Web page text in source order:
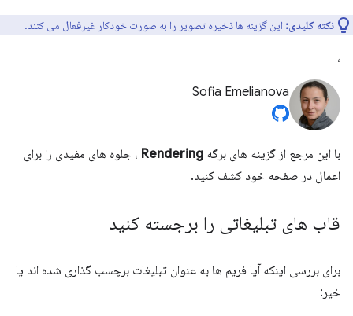
نکته کلیدی: این گزینه ها ذخیره تصویر را به صورت خودکار غیرفعال می کنند.
،
Sofia Emelianova
با این مرجع از گزینه های برگه Rendering ، جلوه های مفیدی را برای
اعمال در صفحه خود کشف کنید.
قاب های تبلیغاتی را برجسته کنید
برای بررسی اینکه آیا فریم ها به عنوان تبلیغات برچسب گذاری شده اند یا
خیر: